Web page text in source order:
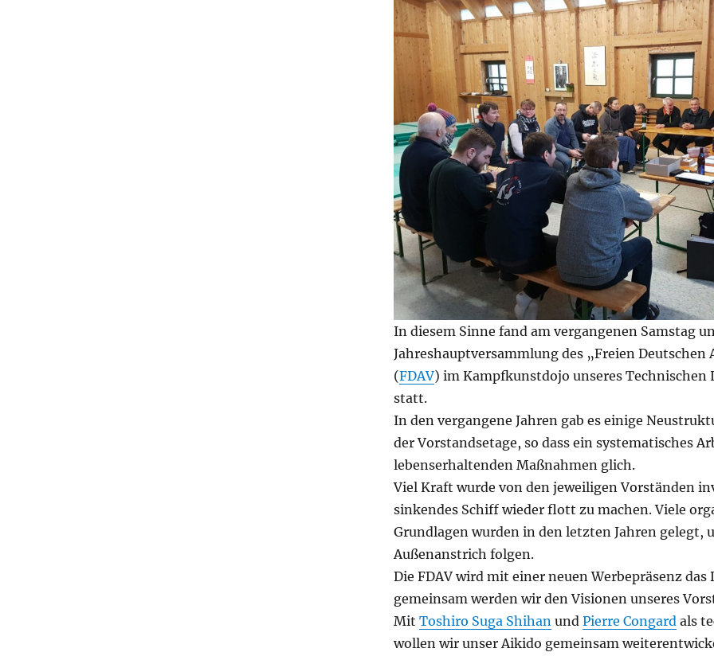
In diesem Sinne fand am vergangenen Samstag
Jahreshauptversammlung des „Freien Deutschen
(FDAV) im Kampfkunstdojo unseres Technischen
statt.
In den vergangene Jahren gab es einige
der Vorstandsetage, so dass ein systematisches
lebenserhaltenden Maßnahmen glich.
Viel Kraft wurde von den jeweiligen Vorständen
sinkendes Schiff wieder flott zu machen. Viele
Grundlagen wurden in den letzten Jahren gelegt,
Außenanstrich folgen.
Die FDAV wird mit einer neuen Werbepräsenz das
gemeinsam werden wir den Visionen unseres
MitToshiro Suga Shihan undPierre Congard als
wollen wir unser Aikido gemeinsam